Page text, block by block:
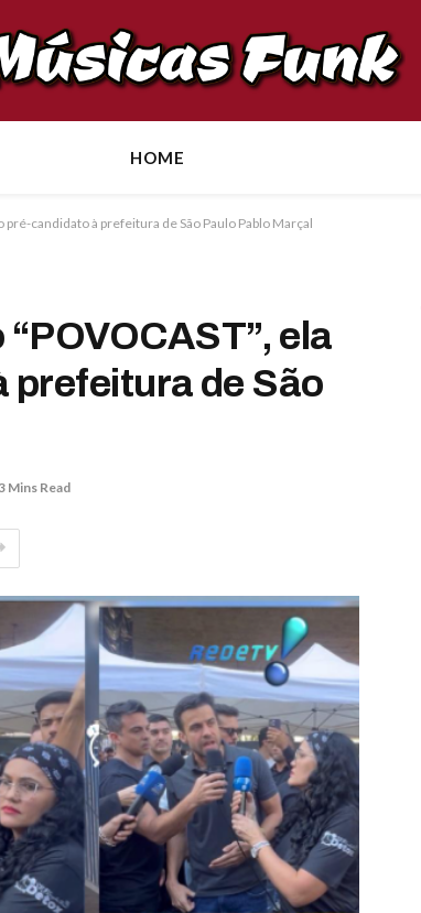
HOME
pré-candidato à prefeitura de São Paulo Pablo Marçal
ela
prefeitura de São
Mins Read